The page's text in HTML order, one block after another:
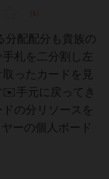
分配配分も貴族の
札を二分割し左
ったカードを見
✉️手元に戻ってき
の分リソースを
ーの個人ボード